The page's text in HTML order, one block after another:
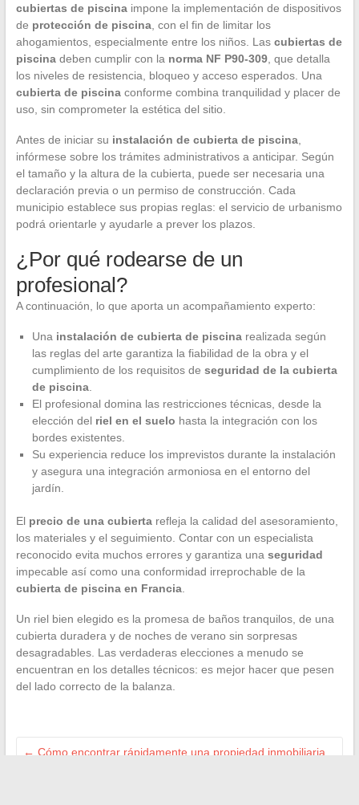
cubiertas de piscinaimpone la implementación de dispositivos
de protección de piscina, con el fin de limitar los
ahogamientos, especialmente entre los niños. Las cubiertas de
piscinadeben cumplir con la norma NF P90-309, que detalla
los niveles de resistencia, bloqueo y acceso esperados. Una
cubierta de piscinaconforme combina tranquilidad y placer de
uso, sin comprometer la estética del sitio.
Antes de iniciar su instalación de cubierta de piscina,
infórmese sobre los trámites administrativos a anticipar. Según
el tamaño y la altura de la cubierta, puede ser necesaria una
declaración previa o un permiso de construcción. Cada
municipio establece sus propias reglas: el servicio de urbanismo
podrá orientarle y ayudarle a prever los plazos.
¿Por qué rodearse de un
profesional?
A continuación, lo que aporta un acompañamiento experto:
Una instalación de cubierta de piscinarealizada según
las reglas del arte garantiza la fiabilidad de la obra y el
cumplimiento de los requisitos de seguridad de la cubierta
de piscina.
El profesional domina las restricciones técnicas, desde la
elección del riel en el suelo hasta la integración con los
bordes existentes.
Su experiencia reduce los imprevistos durante la instalación
y asegura una integración armoniosa en el entorno del
jardín.
El precio de una cubiertarefleja la calidad del asesoramiento,
los materiales y el seguimiento. Contar con un especialista
reconocido evita muchos errores y garantiza una seguridad
impecable así como una conformidad irreprochable de la
cubierta de piscina en Francia.
Un riel bien elegido es la promesa de baños tranquilos, de una
cubierta duradera y de noches de verano sin sorpresas
desagradables. Las verdaderas elecciones a menudo se
encuentran en los detalles técnicos: es mejor hacer que pesen
del lado correcto de la balanza.
← Cómo encontrar rápidamente una propiedad inmobiliaria